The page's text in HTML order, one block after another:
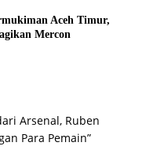
Aceh Timur,
Mercon